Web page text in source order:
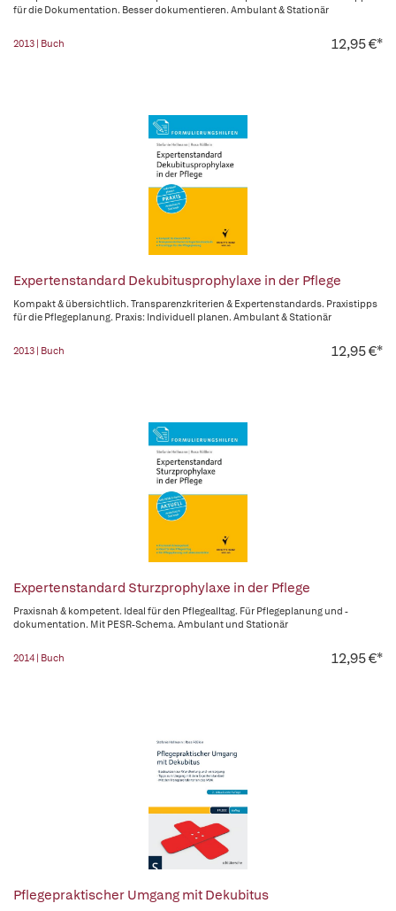
für die Dokumentation. Besser dokumentieren. Ambulant & Stationär
2013 | Buch 12,95 €*
Expertenstandard Dekubitusprophylaxe in der Pflege
Kompakt & übersichtlich. Transparenzkriterien & Expertenstandards. Praxistipps
für die Pflegeplanung. Praxis: Individuell planen. Ambulant & Stationär
2013 | Buch 12,95 €*
Expertenstandard Sturzprophylaxe in der Pflege
Praxisnah & kompetent. Ideal für den Pflegealltag. Für Pflegeplanung und -
dokumentation. Mit PESR-Schema. Ambulant und Stationär
2014 | Buch 12,95 €*
Pflegepraktischer Umgang mit Dekubitus